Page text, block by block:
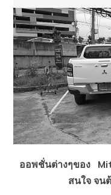
ออพชั่นต่างๆของ
สนใจ จน